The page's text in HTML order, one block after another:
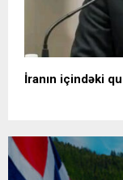
İranın içindəki